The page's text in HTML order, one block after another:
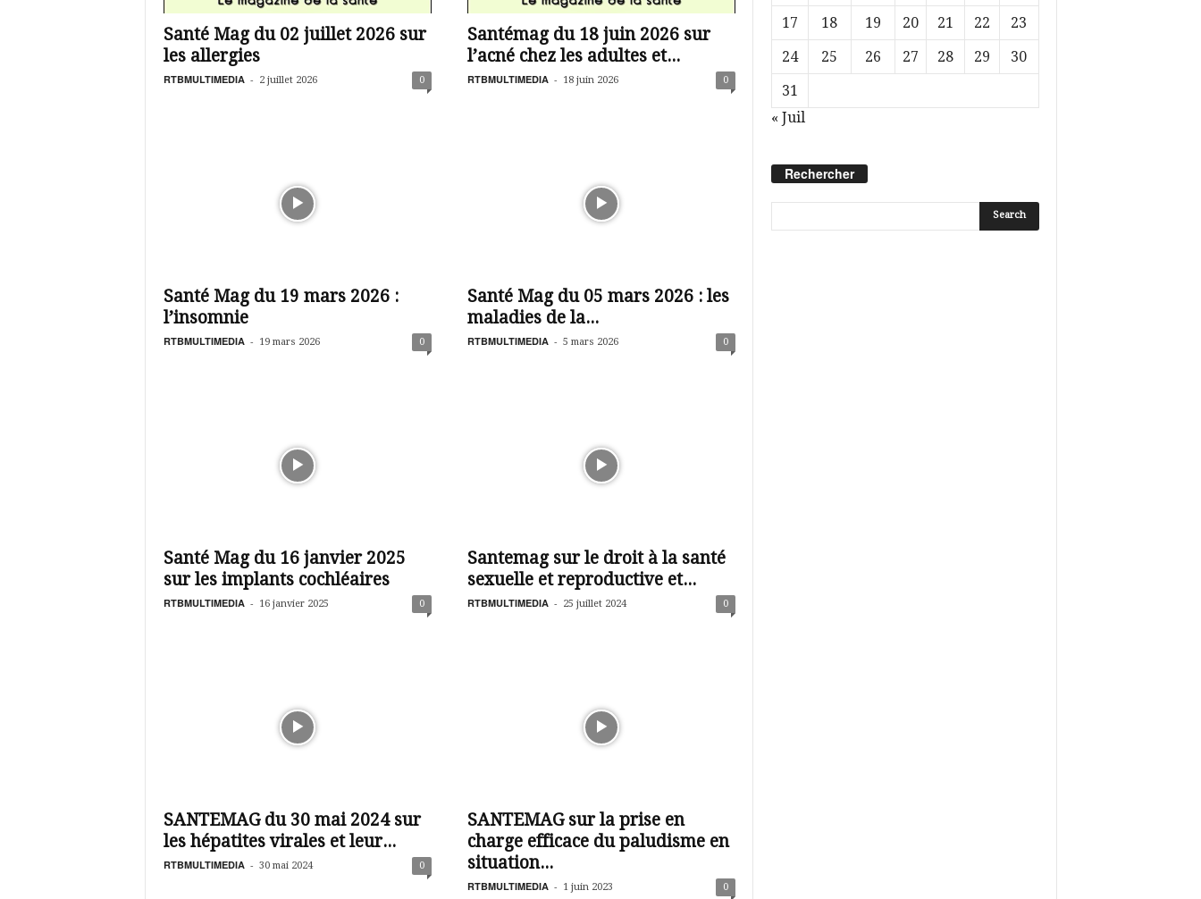
Santé Mag du 02 juillet 2026 sur
les allergies
RTBMULTIMEDIA - 2 juillet 2026 0
Santémag du 18 juin 2026 sur
l’acné chez les adultes et...
RTBMULTIMEDIA - 18 juin 2026 0
Santé Mag du 19 mars 2026 :
l’insomnie
RTBMULTIMEDIA - 19 mars 2026 0
Santé Mag du 05 mars 2026 : les
maladies de la...
RTBMULTIMEDIA - 5 mars 2026 0
Santé Mag du 16 janvier 2025
sur les implants cochléaires
RTBMULTIMEDIA - 16 janvier 2025 0
Santemag sur le droit à la santé
sexuelle et reproductive et...
RTBMULTIMEDIA - 25 juillet 2024 0
SANTEMAG du 30 mai 2024 sur
les hépatites virales et leur...
RTBMULTIMEDIA - 30 mai 2024 0
SANTEMAG sur la prise en
charge efficace du paludisme en
situation...
RTBMULTIMEDIA - 1 juin 2023 0
17
18 19 20 21 22
23
24
25 26 27 28 29
30
31
« Juil
Rechercher